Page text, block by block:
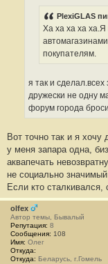
PlexiGLAS
Ха ха ха ха
покупателям.
я так и
дружески не одну
форум города
Вот точно так и я
у меня запара одна,
аквапечать
не социально
Если кто сталкивался,
olfex
Автор темы, Бывалый
Репутация: 8
Сообщения: 108
Имя: Олег
Откуда:
Откуда: Беларусь, г.Гомель